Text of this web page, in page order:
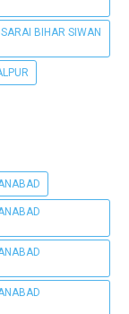
BIHAR SIWAN